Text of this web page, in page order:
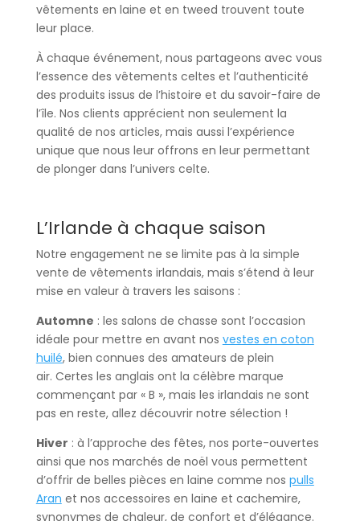
vêtements en laine et en tweed trouvent toute
leur place.
À chaque événement, nous partageons avec vous
l’essence des vêtements celtes et l’authenticité
des produits issus de l’histoire et du savoir-faire de
l’île. Nos clients apprécient non seulement la
qualité de nos articles, mais aussi l’expérience
unique que nous leur offrons en leur permettant
de plonger dans l’univers celte.
L’Irlande à chaque saison
Notre engagement ne se limite pas à la simple
vente de vêtements irlandais, mais s’étend à leur
mise en valeur à travers les saisons :
Automne : les salons de chasse sont l’occasion
idéale pour mettre en avant nos vestes en coton
huilé, bien connues des amateurs de plein
air. Certes les anglais ont la célèbre marque
commençant par « B », mais les irlandais ne sont
pas en reste, allez découvrir notre sélection !
Hiver : à l’approche des fêtes, nos porte-ouvertes
ainsi que nos marchés de noël vous permettent
d’offrir de belles pièces en laine comme nos pulls
Aran et nos accessoires en laine et cachemire,
synonymes de chaleur, de confort et d’élégance.